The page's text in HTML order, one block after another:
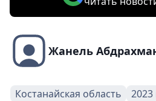
Жанель
Костанайская область 2023